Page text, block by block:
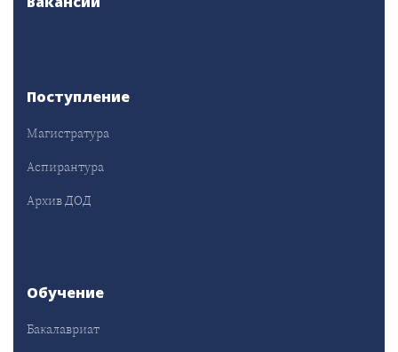
Поступление
Магистратура
Аспирантура
Архив ДОД
Обучение
Бакалавриат